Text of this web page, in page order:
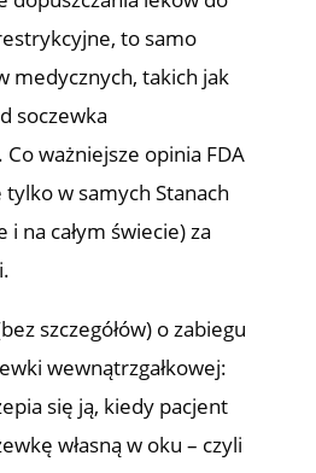
to samo
medycznych, takich jak
soczewka
ważniejsze opinia FDA
w samych Stanach
na całym świecie) za
szczegółów) o zabiegu
wewnątrzgałkowej:
się ją, kiedy pacjent
własną w oku – czyli